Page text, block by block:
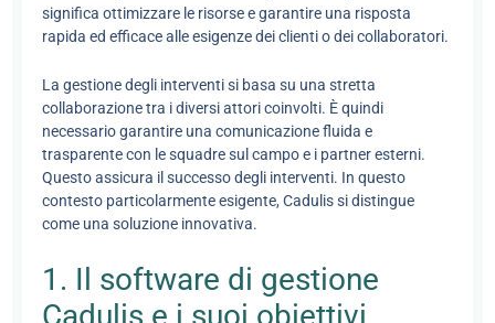
significa ottimizzare le risorse e garantire una risposta
rapida ed efficace alle esigenze dei clienti o dei collaboratori.
La gestione degli interventi si basa su una stretta
collaborazione tra i diversi attori coinvolti. È quindi
necessario garantire una comunicazione fluida e
trasparente con le squadre sul campo e i partner esterni.
Questo assicura il successo degli interventi. In questo
contesto particolarmente esigente, Cadulis si distingue
come una soluzione innovativa.
1. Il software di gestione